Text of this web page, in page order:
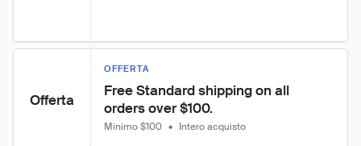
Offerta
OFFERTA
Free Standard shipping on all
orders over $100.
Minimo $100 • Intero acquisto